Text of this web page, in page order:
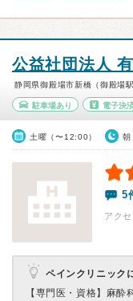
公益社団法人
静岡県御殿場市新橋（御殿場駅
駐車場あり 電子決
土曜（〜12:00） 朝
5
アク
ペインクリニック
【専門医・資格】 麻酔